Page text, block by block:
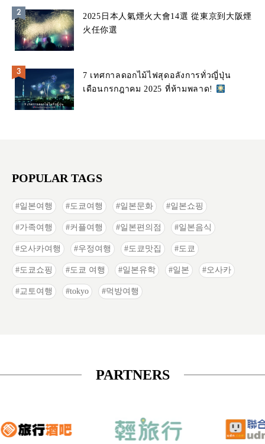
2025日本人氣煙火大會14選 從東京到大阪煙
火任你選
7 เทศกาลดอกไม้ไฟสุดอลังการทั่วญี่ปุ่น
เดือนกรกฎาคม 2025 ที่ห้ามพลาด!
POPULAR TAGS
일본여행 도쿄여행 일본문화 일본쇼핑
가족여행 커플여행 일본편의점 일본음식
오사카여행 우정여행 도쿄맛집 도쿄
도쿄쇼핑 도쿄 여행 일본유학 일본 오사카
교토여행 tokyo 먹방여행
PARTNERS